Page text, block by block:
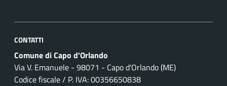
CONTATTI
Comune di Capo d'Orlando
Via V. Emanuele - 98071 - Capo d'Orlando (ME)
Codice fiscale / P. IVA: 00356650838